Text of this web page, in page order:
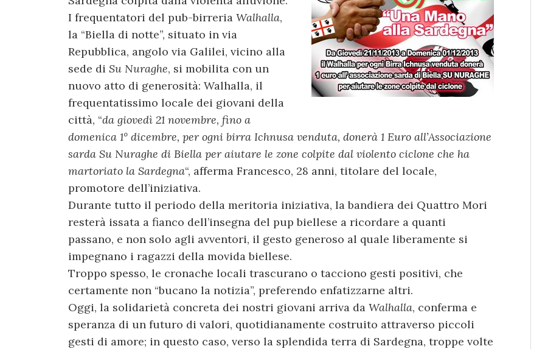
I frequentatori del pub-birreria Walhalla,
la “Biella di notte”, situato in via
Repubblica, angolo via Galilei, vicino alla
sede di Su Nuraghe, si mobilita con un
nuovo atto di generosità: Walhalla, il
frequentatissimo locale dei giovani della
città, “da giovedì 21 novembre, fino a
domenica 1° dicembre, per ogni birra Ichnusa venduta, donerà 1 Euro all’Associazione
sarda Su Nuraghe di Biella per aiutare le zone colpite dal violento ciclone che ha
martoriato la Sardegna“, afferma Francesco, 28 anni, titolare del locale,
promotore dell’iniziativa.
Durante tutto il periodo della meritoria iniziativa, la bandiera dei Quattro Mori
resterà issata a fianco dell’insegna del pup biellese a ricordare a quanti
passano, e non solo agli avventori, il gesto generoso al quale liberamente si
impegnano i ragazzi della movida biellese.
Troppo spesso, le cronache locali trascurano o tacciono gesti positivi, che
certamente non “bucano la notizia”, preferendo enfatizzarne altri.
Oggi, la solidarietà concreta dei nostri giovani arriva da Walhalla, conferma e
speranza di un futuro di valori, quotidianamente costruito attraverso piccoli
gesti di amore; in questo caso, verso la splendida terra di Sardegna, troppe volte